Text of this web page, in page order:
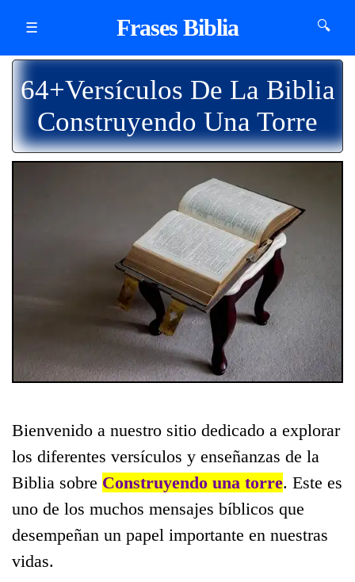
☰ Frases Biblia 🔍
64+Versículos De La Biblia
Construyendo Una Torre
Bienvenido a nuestro sitio dedicado a explorar
los diferentes versículos y enseñanzas de la
Biblia sobre Construyendo una torre. Este es
uno de los muchos mensajes bíblicos que
desempeñan un papel importante en nuestras
vidas.